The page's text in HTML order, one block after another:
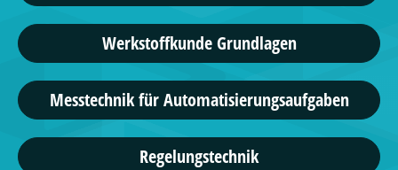
Werkstoffkunde Grundlagen
Messtechnik für Automatisierungsaufgaben
Regelungstechnik